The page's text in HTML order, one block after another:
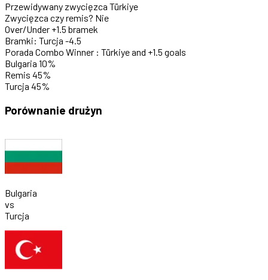
Przewidywany zwycięzca Türkiye
Zwycięzca czy remis? Nie
Over/Under +1.5 bramek
Bramki: Turcja -4.5
Porada Combo Winner : Türkiye and +1.5 goals
Bulgaria 10%
Remis 45%
Turcja 45%
Porównanie drużyn
Bulgaria
vs
Turcja